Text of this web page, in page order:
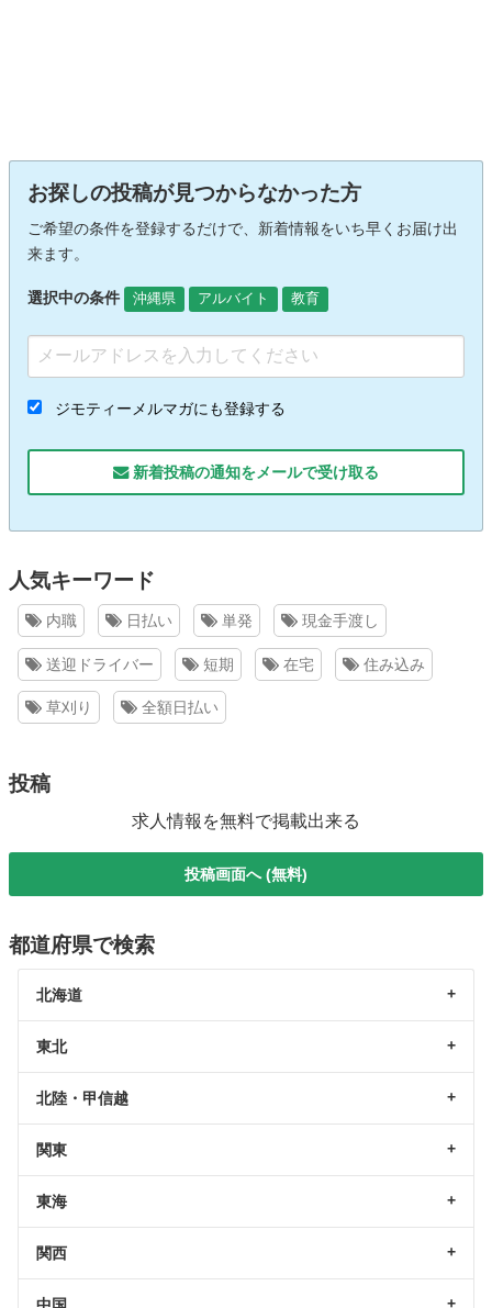
お探しの投稿が見つからなかった方
ご希望の条件を登録するだけで、新着情報をいち早くお届け出
来ます。
選択中の条件 沖縄県 アルバイト 教育
ジモティーメルマガにも登録する
新着投稿の通知をメールで受け取る
人気キーワード
内職 日払い 単発 現金手渡し
送迎ドライバー 短期 在宅 住み込み
草刈り 全額日払い
投稿
求人情報を無料で掲載出来る
投稿画面へ (無料)
都道府県で検索
北海道
東北
北陸・甲信越
関東
東海
関西